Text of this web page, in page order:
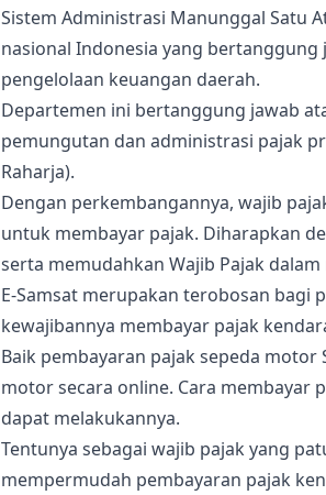
Sistem Administrasi Manunggal Satu
nasional Indonesia yang
pengelolaan keuangan daerah.
Departemen ini bertanggung jawab
pemungutan dan administrasi pajak
Raharja).
Dengan perkembangannya, wajib
untuk membayar pajak. Diharapkan
serta memudahkan Wajib Pajak
E-Samsat merupakan terobosan bagi
kewajibannya membayar pajak
Baik pembayaran pajak sepeda
motor secara online. Cara membayar
dapat melakukannya.
Tentunya sebagai wajib pajak yang
mempermudah pembayaran pajak